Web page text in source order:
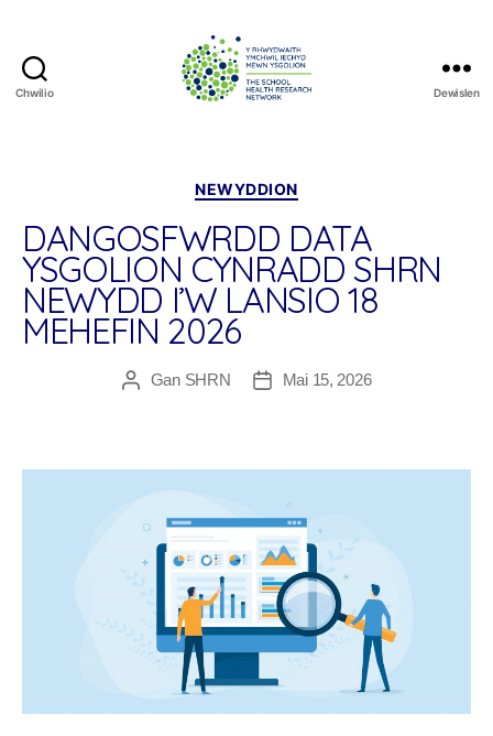
Chwilio
Research
Network
Dewislen
Categorïau
NEWYDDION
DANGOSFWRDD DATA
YSGOLION CYNRADD SHRN
NEWYDD I’W LANSIO 18
MEHEFIN 2026
Awdur
Gan SHRN
Dyddiad
Mai 15, 2026